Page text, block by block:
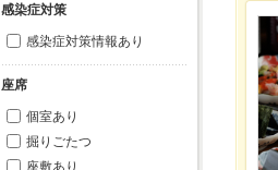
感染症対策
感染症対策情報あり
座席
個室あり
掘りごたつ
座敷あり